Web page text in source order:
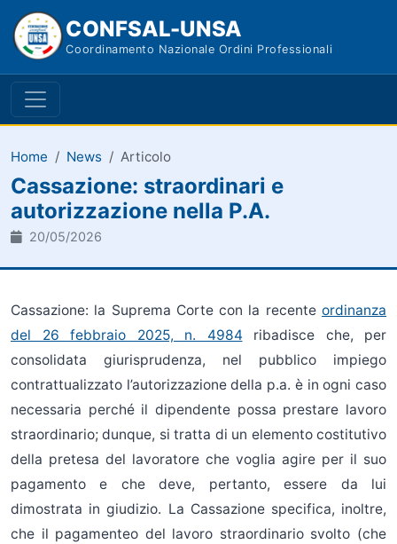
CONFSAL-UNSA
Coordinamento Nazionale Ordini Professionali
Home News Articolo
Cassazione: straordinari e
autorizzazione nella P.A.
20/05/2026
Cassazione: la Suprema Corte con la recente ordinanza
del 26 febbraio 2025, n. 4984 ribadisce che, per
consolidata giurisprudenza, nel pubblico impiego
contrattualizzato l’autorizzazione della p.a. è in ogni caso
necessaria perché il dipendente possa prestare lavoro
straordinario; dunque, si tratta di un elemento costitutivo
della pretesa del lavoratore che voglia agire per il suo
pagamento e che deve, pertanto, essere da lui
dimostrata in giudizio. La Cassazione specifica, inoltre,
che il pagamenteo del lavoro straordinario svolto (che